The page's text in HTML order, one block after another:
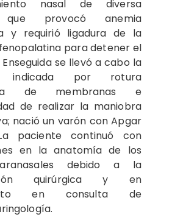
nasal de diversa
que provocó anemia
y requirió ligadura de la
para detener el
se llevó a cabo la
indicada por rotura
de membranas e
de realizar la maniobra
nació un varón con Apgar
paciente continuó con
en la anatomía de los
debido a la
quirúrgica y en
en consulta de